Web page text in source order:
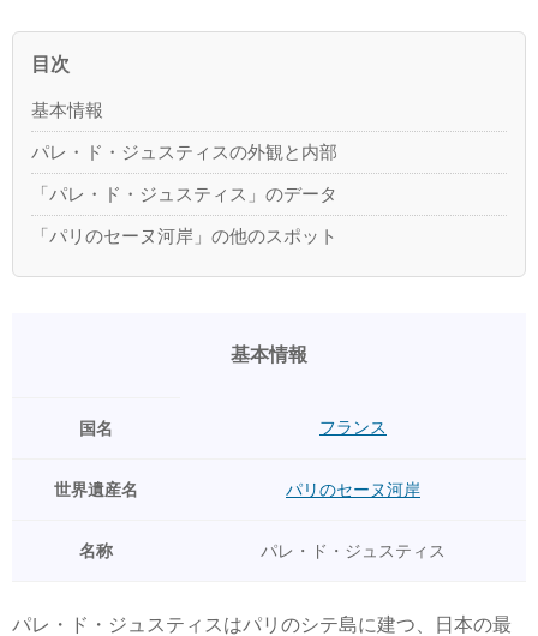
目次
基本情報
パレ・ド・ジュスティスの外観と内部
「パレ・ド・ジュスティス」のデータ
「パリのセーヌ河岸」の他のスポット
基本情報
国名 フランス
世界遺産名 パリのセーヌ河岸
名称 パレ・ド・ジュスティス
パレ・ド・ジュスティスはパリのシテ島に建つ、日本の最